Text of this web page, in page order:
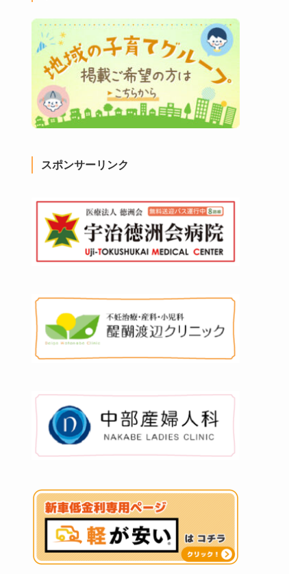
スポンサーリンク